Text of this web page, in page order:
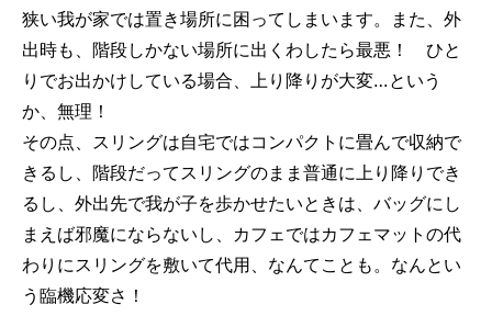
狭い我が家では置き場所に困ってしまいます。また、外
出時も、階段しかない場所に出くわしたら最悪！ ひと
りでお出かけしている場合、上り降りが大変…という
か、無理！
その点、スリングは自宅ではコンパクトに畳んで収納で
きるし、階段だってスリングのまま普通に上り降りでき
るし、外出先で我が子を歩かせたいときは、バッグにし
まえば邪魔にならないし、カフェではカフェマットの代
わりにスリングを敷いて代用、なんてことも。なんとい
う臨機応変さ！